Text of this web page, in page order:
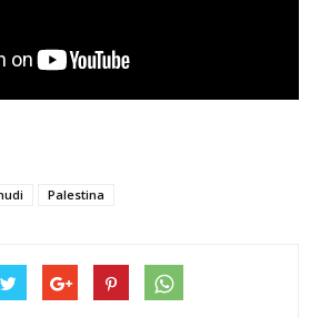
Palestina